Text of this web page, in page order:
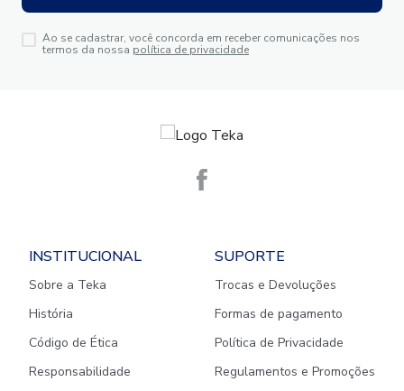
Ao se cadastrar, você concorda em receber comunicações nos
termos da nossa política de privacidade
INSTITUCIONAL
Sobre a Teka
História
Código de Ética
Responsabilidade
SUPORTE
Trocas e Devoluções
Formas de pagamento
Política de Privacidade
Regulamentos e Promoções